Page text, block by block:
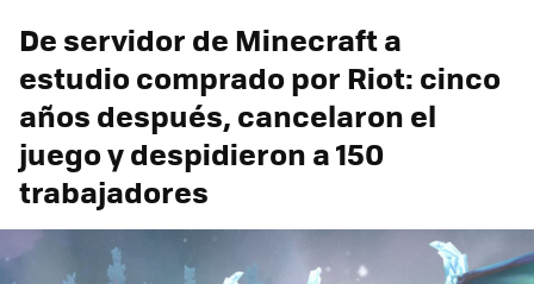
De servidor de Minecraft a
estudio comprado por Riot: cinco
años después, cancelaron el
juego y despidieron a 150
trabajadores